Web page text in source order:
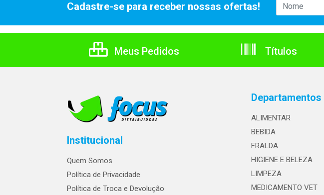
Cadastre-se para receber nossas ofertas!
Meus Pedidos Títulos
Institucional
Quem Somos
Política de Privacidade
Política de Troca e Devolução
Departamentos
ALIMENTAR
BEBIDA
FRALDA
HIGIENE E BELEZA
LIMPEZA
MEDICAMENTO VET